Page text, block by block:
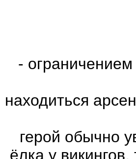
-
находиться
герой обычно
ёлка у